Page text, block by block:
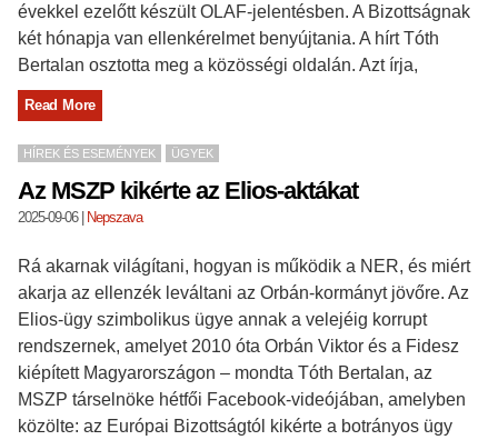
évekkel ezelőtt készült OLAF-jelentésben. A Bizottságnak
két hónapja van ellenkérelmet benyújtania. A hírt Tóth
Bertalan osztotta meg a közösségi oldalán. Azt írja,
Read More
HÍREK ÉS ESEMÉNYEK ÜGYEK
Az MSZP kikérte az Elios-aktákat
2025-09-06| Nepszava
Rá akarnak világítani, hogyan is működik a NER, és miért
akarja az ellenzék leváltani az Orbán-kormányt jövőre. Az
Elios-ügy szimbolikus ügye annak a velejéig korrupt
rendszernek, amelyet 2010 óta Orbán Viktor és a Fidesz
kiépített Magyarországon – mondta Tóth Bertalan, az
MSZP társelnöke hétfői Facebook-videójában, amelyben
közölte: az Európai Bizottságtól kikérte a botrányos ügy